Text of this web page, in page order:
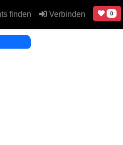
finden Verbinden 0